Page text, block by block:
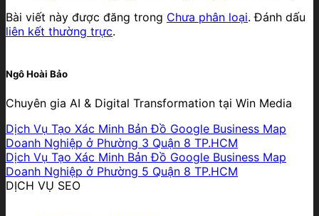
Bài viết này được đăng trong Chưa phân loại. Đánh dấu
liên kết thường trực.
Ngô Hoài Bảo
Chuyên gia AI & Digital Transformation tại Win Media
Dịch Vụ Tạo Xác Minh Bản Đồ Google Business Map
Doanh Nghiệp ở Phường 3 Quận 8 TP.HCM
Dịch Vụ Tạo Xác Minh Bản Đồ Google Business Map
Doanh Nghiệp ở Phường 5 Quận 8 TP.HCM
DỊCH VỤ SEO